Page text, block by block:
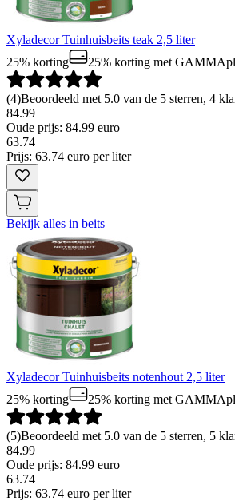
Xyladecor Tuinhuisbeits teak 2,5 liter
25% korting
25% korting met
(4)Beoordeeld met 5.0 van de 5 sterren, 4
84.99
Oude prijs: 84.99 euro
63.74
Prijs: 63.74 euro per liter
Bekijk alles in beits
Xyladecor Tuinhuisbeits notenhout 2,5 liter
25% korting
25% korting met
(5)Beoordeeld met 5.0 van de 5 sterren, 5
84.99
Oude prijs: 84.99 euro
63.74
Prijs: 63.74 euro per liter